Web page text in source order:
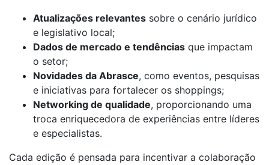
Atualizações relevantes sobre o cenário jurídico
e legislativo local;
Dados de mercado e tendências que impactam
o setor;
Novidades da Abrasce, como eventos, pesquisas
e iniciativas para fortalecer os shoppings;
Networking de qualidade, proporcionando uma
troca enriquecedora de experiências entre líderes
e especialistas.
Cada edição é pensada para incentivar a colaboração